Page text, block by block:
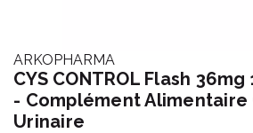
ARKOPHARMA
CYS CONTROL Flash 36mg
- Complément
Urinaire